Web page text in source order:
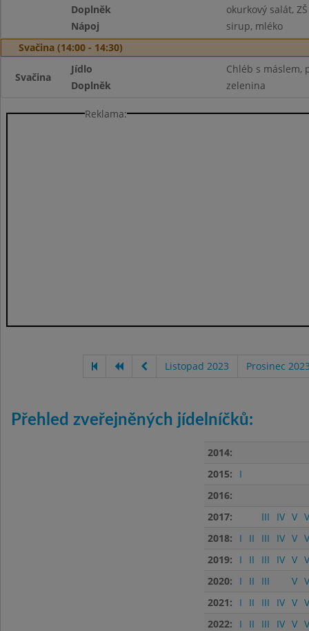
Doplněk
okurkový salát,
Nápoj
sirup, mléko
Svačina (14:00 - 14:30)
Svačina
Jídlo
Chléb s máslem,
Doplněk
zelenina
Reklama:
Listopad 2023 Prosinec
Přehled zveřejněných jídelníčků:
2014:
2015:
I
2016:
2017:
III IV V
2018:
I II III IV V
2019:
I II III IV V
2020:
I II III V
2021:
I II III IV V
2022:
I II III IV V